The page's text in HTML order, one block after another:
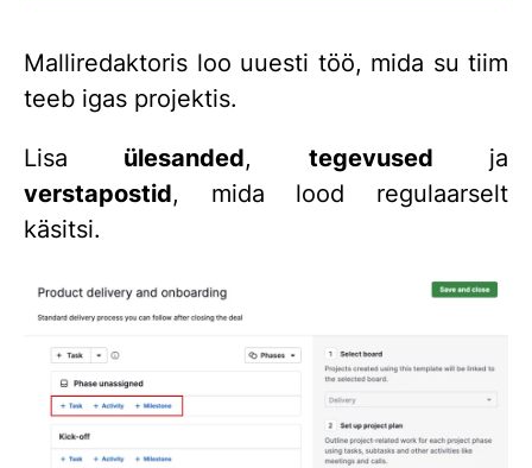
Malliredaktoris loo uuesti töö, mida su tiim
teeb igas projektis.
Lisa ülesanded, tegevused ja
verstapostid, mida lood regulaarselt
käsitsi.